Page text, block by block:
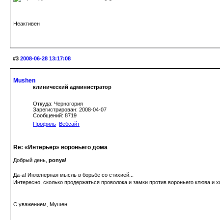
Неактивен
#3 2008-06-28 13:17:08
Mushen
клинический администратор
Откуда: Черногория
Зарегистрирован: 2008-04-07
Сообщений: 8719
Профиль Вебсайт
Re: «Интерьер» вороньего дома
Добрый день, ponya!
Да-а! Инженерная мысль в борьбе со стихией...
Интересно, сколько продержаться проволока и замки против вороньего клюва и
С уважением, Мушен.